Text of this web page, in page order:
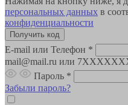
персональных данных в
конфиденциальности
E-mail или Телефон *
mail@mail.ru или
Пароль *
Забыли пароль?